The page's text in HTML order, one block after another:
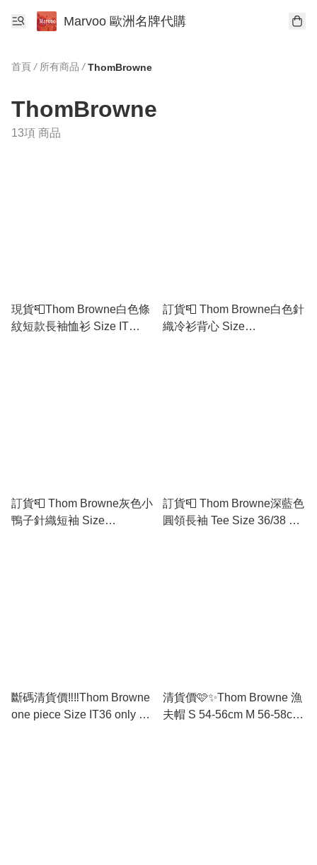
Marvoo 歐洲名牌代購
首頁 / 所有商品 / ThomBrowne
ThomBrowne
13項 商品
現貨📮Thom Browne白色條
紋短款長袖恤衫 Size IT
訂貨📮 Thom Browne白色針
織冷衫背心 Size
訂貨📮 Thom Browne灰色小
鴨子針織短袖 Size
訂貨📮 Thom Browne深藍色
圓領長袖 Tee Size 36/38 限
斷碼清貨價‼️‼️Thom Browne
one piece Size IT36 only 適
清貨價🩷✨Thom Browne 漁
夫帽 S 54-56cm M 56-58cm